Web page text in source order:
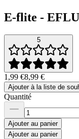
E-flite -
5
1,99 €8,99 €
Ajouter à la liste de
Quantité
Ajouter au panier
Ajouter au panier